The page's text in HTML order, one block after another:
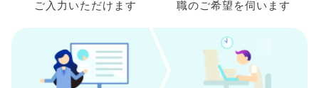
ご入力 いただけます
職のご希望を伺います